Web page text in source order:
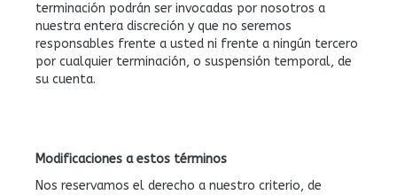
terminación podrán ser invocadas por nosotros a
nuestra entera discreción y que no seremos
responsables frente a usted ni frente a ningún tercero
por cualquier terminación, o suspensión temporal, de
su cuenta.
Modificaciones a estos términos
Nos reservamos el derecho a nuestro criterio, de